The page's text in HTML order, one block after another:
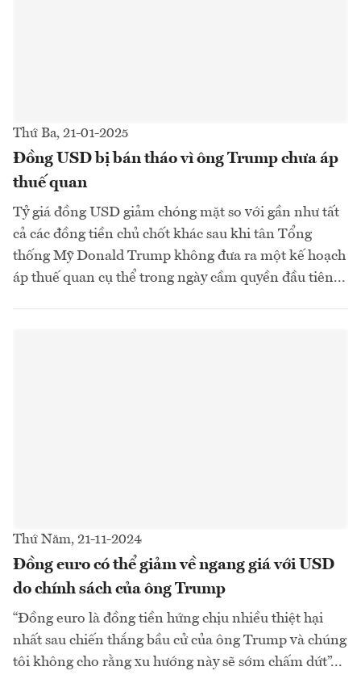
Thứ Ba, 21-01-2025
Đồng USD bị bán tháo vì ông Trump chưa áp
thuế quan
Tỷ giá đồng USD giảm chóng mặt so với gần như tất
cả các đồng tiền chủ chốt khác sau khi tân Tổng
thống Mỹ Donald Trump không đưa ra một kế hoạch
áp thuế quan cụ thể trong ngày cầm quyền đầu tiên...
Thứ Năm, 21-11-2024
Đồng euro có thể giảm về ngang giá với USD
do chính sách của ông Trump
“Đồng euro là đồng tiền hứng chịu nhiều thiệt hại
nhất sau chiến thắng bầu cử của ông Trump và chúng
tôi không cho rằng xu hướng này sẽ sớm chấm dứt”...